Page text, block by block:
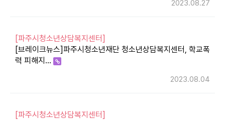
2023.08.27
[파주시청소년상담복지센터]
[브레이크뉴스]파주시청소년재단 청소년상담복지센터, 학교폭
력 피해지…
2023.08.04
[파주시청소년상담복지센터]